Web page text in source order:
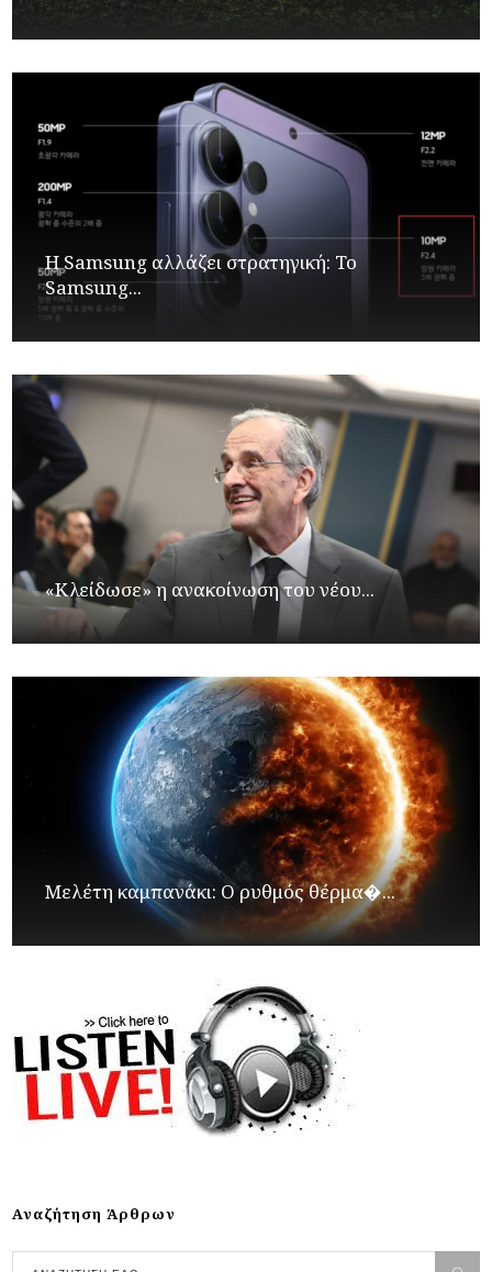
Η Samsung αλλάζει στρατηγική: Το
Samsung...
«Κλείδωσε» η ανακοίνωση του νέου...
Μελέτη καμπανάκι: Ο ρυθμός θέρμα�...
Αναζήτηση Άρθρων